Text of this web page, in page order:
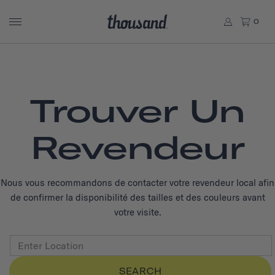
0
Trouver Un
Revendeur
Nous vous recommandons de contacter votre revendeur local afin
de confirmer la disponibilité des tailles et des couleurs avant
votre visite.
SEARCH